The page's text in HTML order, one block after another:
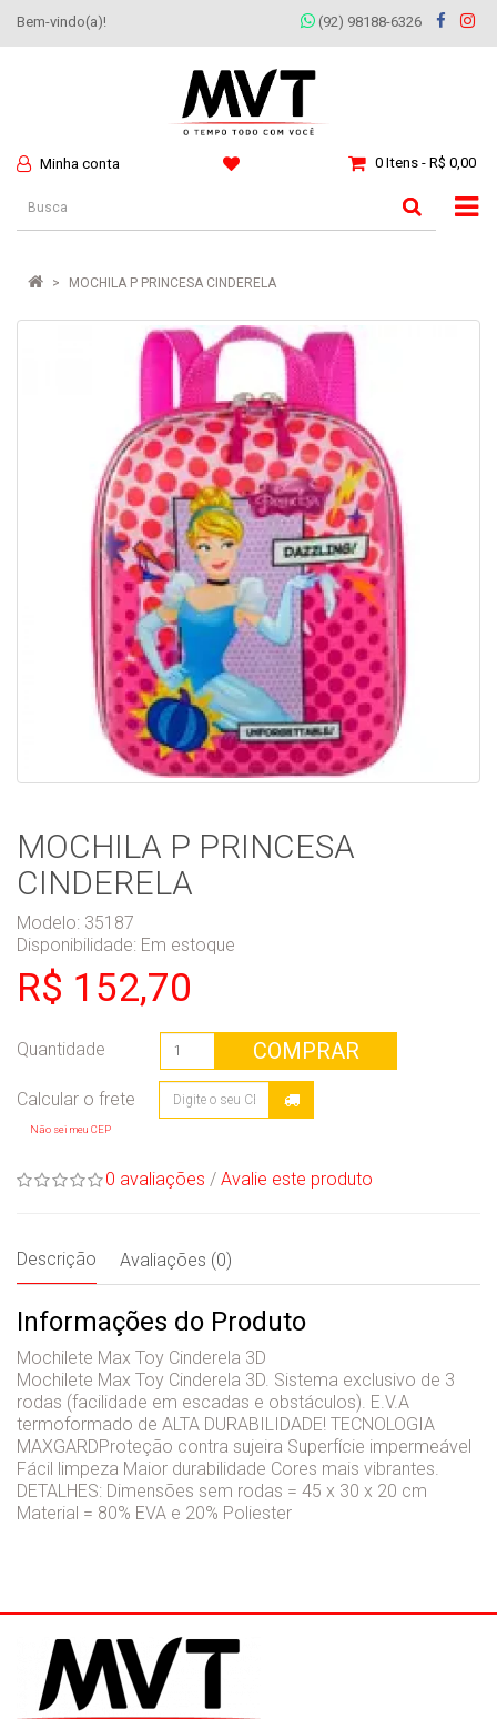
Bem-vindo(a)! (92) 98188-6326
Minha conta 0 Itens - R$ 0,00
MOCHILA P PRINCESA CINDERELA
MOCHILA P PRINCESA
CINDERELA
Modelo: 35187
Disponibilidade: Em estoque
R$ 152,70
Quantidade COMPRAR
Não sei meu CEP
0 avaliações / Avalie este produto
Descrição Avaliações (0)
Informações do Produto
Mochilete Max Toy Cinderela 3D
Mochilete Max Toy Cinderela 3D. Sistema exclusivo de 3
rodas (facilidade em escadas e obstáculos). E.V.A
termoformado de ALTA DURABILIDADE! TECNOLOGIA
MAXGARDProteção contra sujeira Superfície impermeável
Fácil limpeza Maior durabilidade Cores mais vibrantes.
DETALHES: Dimensões sem rodas = 45 x 30 x 20 cm
Material = 80% EVA e 20% Poliester